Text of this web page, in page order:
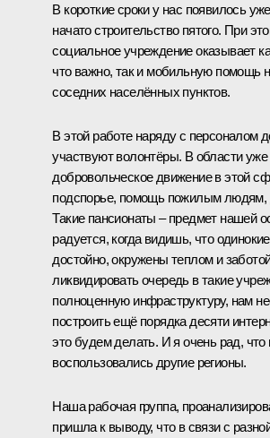
В короткие сроки у нас появилось
начато строительство пятого. При
социальное учреждение оказывает
что важно, так и мобильную помощь
соседних населённых пунктов.
В этой работе наряду с персоналом
участвуют волонтёры. В области
добровольческое движение в этой
подспорье, помощь пожилым людям,
Такие пансионаты – предмет нашей
радуется, когда видишь, что
достойно, окружены теплом и
ликвидировать очередь в такие
полноценную инфраструктуру, нам
построить ещё порядка десяти
это будем делать. И я очень рад,
воспользовались другие регионы.
Наша рабочая группа,
пришла к выводу, что в связи с